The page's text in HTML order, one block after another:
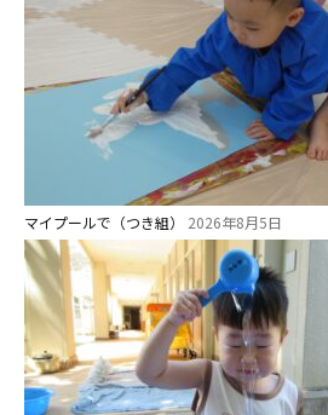
マイプールで（つき組） 2026年8月5日
園児募集要項
教職員募集
園のこと
園舎案内
安⼼・安全対策
給⾷
課外教室
理事長のことば